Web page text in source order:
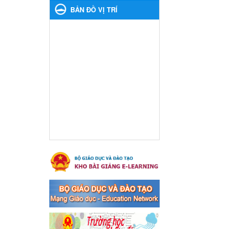
xã Bến Cát
Ngày ban hành: 08/03/2024
trật tự, an toàn giao thông
năm 2024 tại các cơ sở giáo
dục trên địa bàn thị xã Bến
Cát
Kế hoạch Triển khai công tác
tuyên truyền, đảm bảo trật tự,
an toàn giao thông năm 2024
tại các cơ sở giáo dục trên địa
bàn thị xã Bến Cát
BẢN ĐỒ VỊ TRÍ